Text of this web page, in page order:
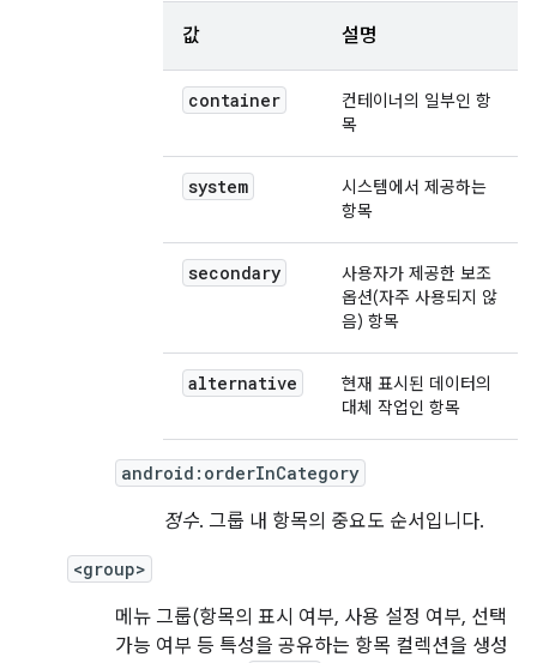
값 설명
container
컨테이너의 일부인 항
목
system
시스템에서 제공하는
항목
secondary
사용자가 제공한 보조
옵션(자주 사용되지 않
음) 항목
alternative
현재 표시된 데이터의
대체 작업인 항목
android:orderInCategory
정수. 그룹 내 항목의 중요도 순서입니다.
<group>
메뉴 그룹(항목의 표시 여부, 사용 설정 여부, 선택
가능 여부 등 특성을 공유하는 항목 컬렉션을 생성